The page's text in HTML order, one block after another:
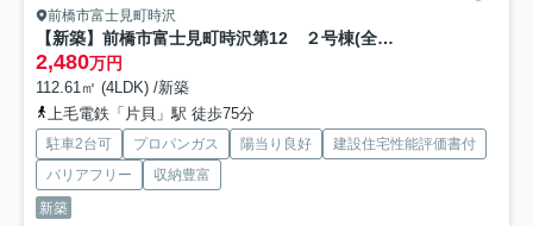
前橋市富士見町時沢
【新築】前橋市富士見町時沢第12 ２号棟(全５棟) リーブルガーデン 新築建売分譲
2,480万円
112.61㎡ (4LDK) /新築
上毛電鉄「片貝」駅 徒歩75分
駐車2台可 プロパンガス 陽当り良好
建設住宅性能評価書付
バリアフリー
収納豊富
新築